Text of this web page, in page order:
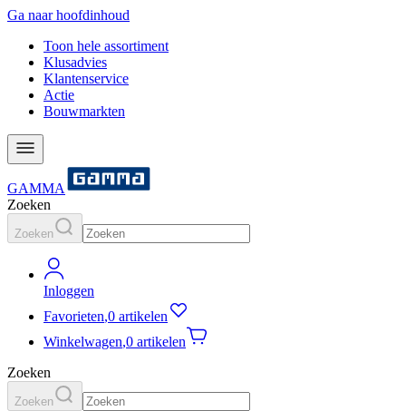
Ga naar hoofdinhoud
Toon hele assortiment
Klusadvies
Klantenservice
Actie
Bouwmarkten
GAMMA
Zoeken
Zoeken
Inloggen
Favorieten,0 artikelen
Winkelwagen,0 artikelen
Zoeken
Zoeken